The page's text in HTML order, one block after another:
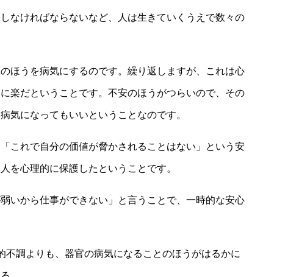
なければならないなど、人は生きていくうえで数々の
ほうを病気にするのです。繰り返しますが、これは心
楽だということです。不安のほうがつらいので、その
気になってもいいということなのです。
これで自分の価値が脅かされることはない」という安
を心理的に保護したということです。
いから仕事ができない」と言うことで、一時的な安心
調よりも、器官の病気になることのほうがはるかに